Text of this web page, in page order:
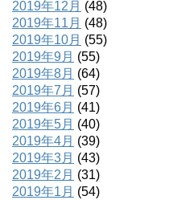
2019年12月 (48)
2019年11月 (48)
2019年10月 (55)
2019年9月 (55)
2019年8月 (64)
2019年7月 (57)
2019年6月 (41)
2019年5月 (40)
2019年4月 (39)
2019年3月 (43)
2019年2月 (31)
2019年1月 (54)